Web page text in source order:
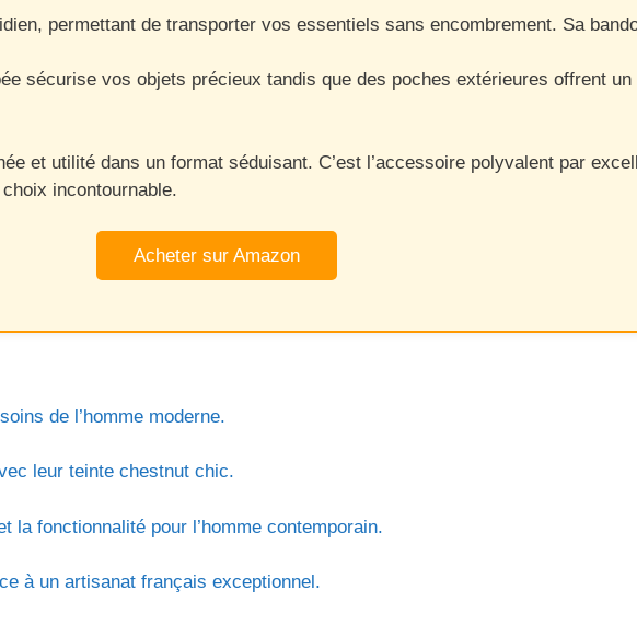
permettant de transporter vos essentiels sans encombrement. Sa
sécurise vos objets précieux tandis que des poches extérieures offrent
et utilité dans un format séduisant. C’est l’accessoire polyvalent par
incontournable.
Acheter sur Amazon
de l’homme moderne.
leur teinte chestnut chic.
la fonctionnalité pour l’homme contemporain.
à un artisanat français exceptionnel.